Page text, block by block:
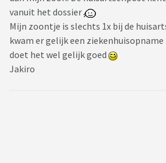
vanuit het dossier
Mijn zoontje is slechts 1x bij de
kwam er gelijk een ziekenhuisopname
doet het wel gelijk goed
Jakiro